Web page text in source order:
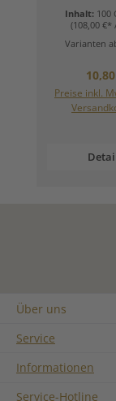
Inhalt: 100
(108,00 €*
Varianten
Preise inkl.
Über uns
Service
Informationen
Service-Hotline